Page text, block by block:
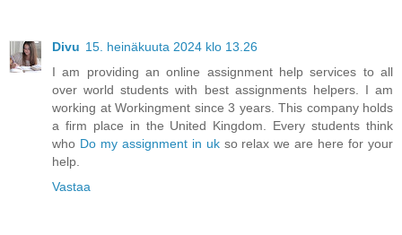
Divu 15. heinäkuuta 2024 klo 13.26
I am providing an online assignment help services to all
over world students with best assignments helpers. I am
working at Workingment since 3 years. This company holds
a firm place in the United Kingdom. Every students think
who Do my assignment in ukso relax we are here for your
help.
Vastaa